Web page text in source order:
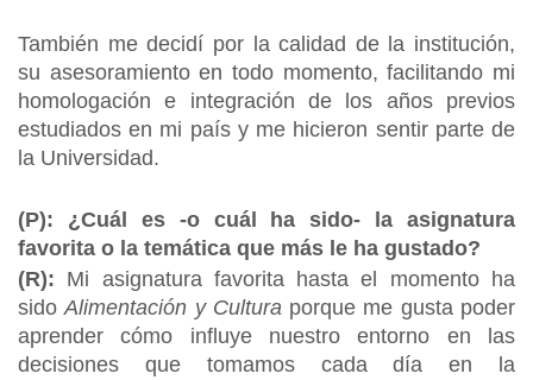
También me decidí por la calidad de la institución,
su asesoramiento en todo momento, facilitando mi
homologación e integración de los años previos
estudiados en mi país y me hicieron sentir parte de
la Universidad.
(P): ¿Cuál es -o cuál ha sido- la asignatura
favorita o la temática que más le ha gustado?
(R): Mi asignatura favorita hasta el momento ha
sidoAlimentación y Culturaporque me gusta poder
aprender cómo influye nuestro entorno en las
decisiones que tomamos cada día en la